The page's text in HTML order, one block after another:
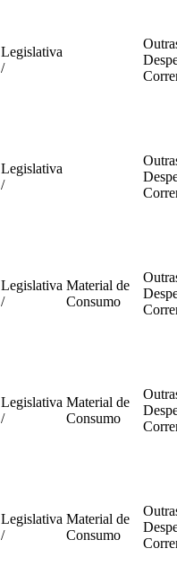
Legislativa
/
Legislativa
/
Legislativa
/
Material de
Consumo
Legislativa
/
Material de
Consumo
Legislativa
/
Material de
Consumo